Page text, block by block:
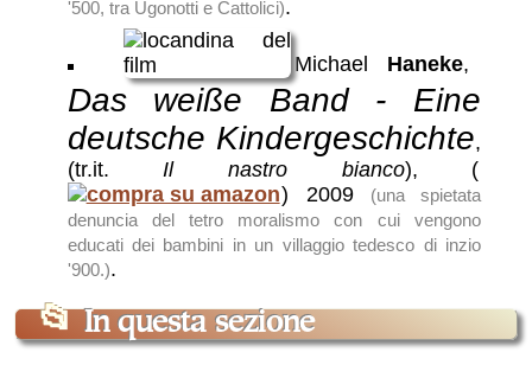
'500, tra Ugonotti e Cattolici).
Michael Haneke,
Das weiße Band - Eine
deutsche Kindergeschichte,
(tr.it.Il nastro bianco), (
) 2009
(una spietata
denuncia del tetro moralismo con cui vengono
educati dei bambini in un villaggio tedesco di inzio
'900.).
📂 In questa sezione